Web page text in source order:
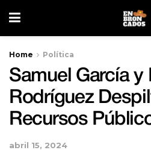
Home Política
Samuel García y
Rodríguez
Recursos
abril 15, 2024